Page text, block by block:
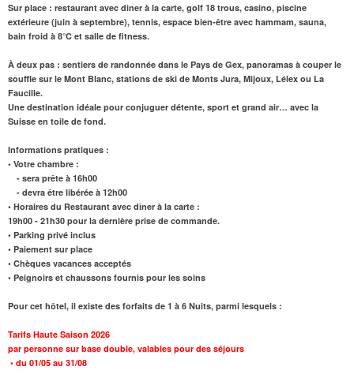
Sur place : restaurant avec diner à la carte, golf 18 trous, casino, piscine
extérieure (juin à septembre), tennis, espace bien-être avec hammam, sauna,
bain froid à 8°C et salle de fitness.
À deux pas : sentiers de randonnée dans le Pays de Gex, panoramas à couper le
souffle sur le Mont Blanc, stations de ski de Monts Jura, Mijoux, Lélex ou La
Faucille.
Une destination idéale pour conjuguer détente, sport et grand air… avec la
Suisse en toile de fond.
Informations pratiques :
• Votre chambre :
- sera prête à 16h00
- devra être libérée à 12h00
• Horaires du Restaurant avec dîner à la carte :
19h00 - 21h30 pour la dernière prise de commande.
• Parking privé inclus
• Paiement sur place
• Chèques vacances acceptés
• Peignoirs et chaussons fournis pour les soins
Pour cet hôtel, il existe des forfaits de 1 à 6 Nuits, parmi lesquels :
Tarifs Haute Saison 2026
par personne sur base double, valables pour des séjours
• du 01/05 au 31/08